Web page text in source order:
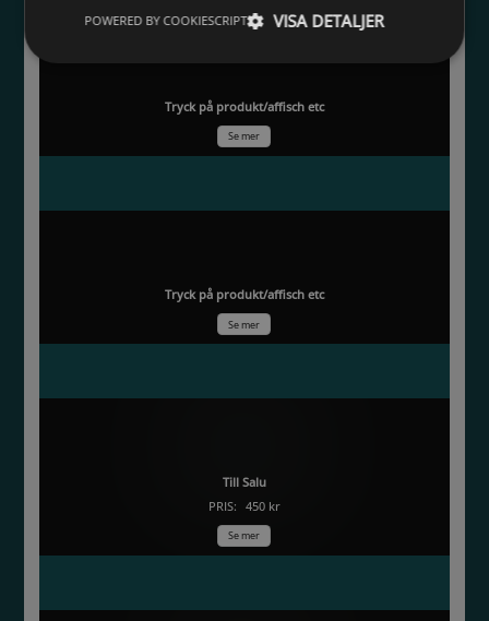
Tryck på produkt/affisch etc
Se mer
Tryck på produkt/affisch etc
Se mer
Till Salu
PRIS: 450 kr
Se mer
VISA DETALJER
POWERED BY COOKIESCRIPT